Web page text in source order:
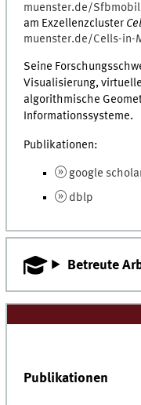
muenster.de/
am Exzellenzcluster
muenster.de/Cells-
Seine
Visualisierung,
algorithmische
Informationssysteme.
Publikationen:
google
dblp
Betreute
Publikationen